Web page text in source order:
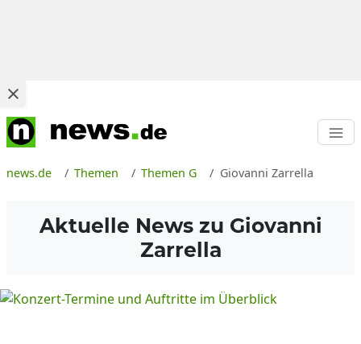
news.de Themen Themen G Giovanni Zarrella
Aktuelle News zu Giovanni
Zarrella